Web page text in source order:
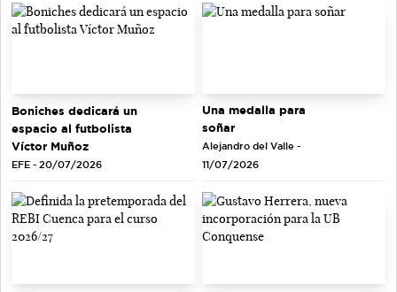
Boniches dedicará un
espacio al futbolista
Víctor Muñoz
EFE - 20/07/2026
Una medalla para
soñar
Alejandro del Valle -
11/07/2026